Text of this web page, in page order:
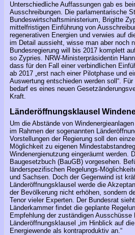
Unterschiedliche Auffassungen gab es
Ausschreibungen. Die parlamentarische
Bundeswirtschaftsministerium, Brigitte
mittelfristigen Einführung von
regenerativen Energien und verwies auf
im Detail aussieht, wisse man aber noch
Bundesregierung will bis 2017 komplett
so Zypries. NRW-Ministerpräsidentin
dass für den Fall einer verbindlichen
ab 2017 „erst nach einer Pilotphase und
Auswertung entschieden werden soll“.
bedarf es eines neuen
Kraft.
Länderöffnungsklausel
Um die Abstände von
im Rahmen der sogenannten
Vorstellungen der Regierung soll den
Möglichkeit zu eigenen
Windenergienutzung eingeräumt werden.
Baugesetzbuch (BauGB) vorgesehen.
länderspezifischen Regelungs-
und Sachsen. Doch der Gegenwind ist
Länderöffnungsklausel werde die
der Bevölkerung nicht erhöhen, sondern
Tenor vieler Experten. Der Bundesrat
Länderkammer findet die geplante
Empfehlung der zuständigen
Länderöffnungsklausel „im Hinblick auf
Energiewende als kontraproduktiv an.“